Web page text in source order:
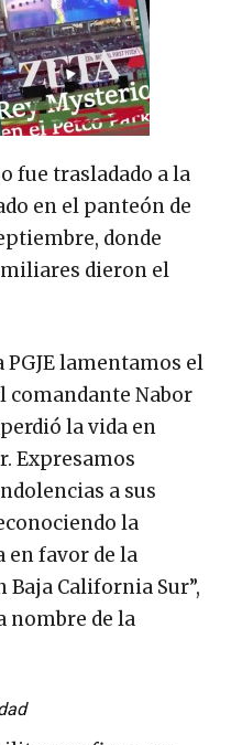
fue trasladado a la
en el panteón de
donde
dieron el
PGJE lamentamos el
Nabor
la vida en
Expresamos
a sus
la
en favor de la
California Sur”,
nombre de la